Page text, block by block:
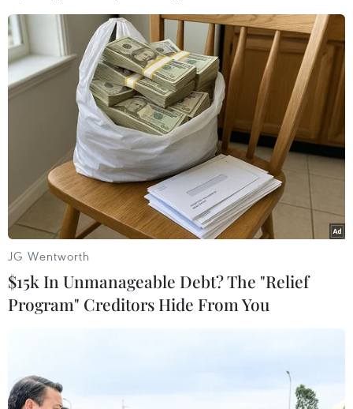
thuật tạo hình thẩm mỹ
11/07/2019 09:57
Phó giáo sư Nguyễn Hồng Hà dẫn chứng, việc khâu
vào mí mắt để nhấn mí cũng là phẫu thuật. Bởi những
thao tác thực hiện có tác động vào mạch máu, có
những trường hợp chảy máu, sưng to.
JG Wentworth
$15k In Unmanageable Debt? The "Relief
Program" Creditors Hide From You